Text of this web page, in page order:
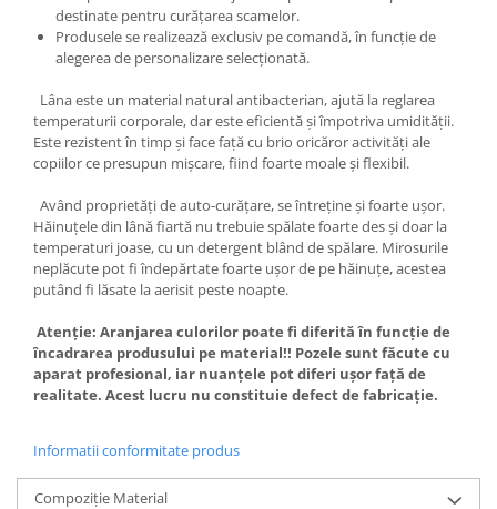
destinate pentru curățarea scamelor.
Produsele se realizează exclusiv pe comandă, în funcție de
alegerea de personalizare selecționată.
Lâna este un material natural antibacterian, ajută la reglarea
temperaturii corporale, dar este eficientă și împotriva umidității.
Este rezistent în timp și face față cu brio oricăror activități ale
copiilor ce presupun mișcare, fiind foarte moale și flexibil.
Având proprietăți de auto-curățare, se întreține și foarte ușor.
Hăinuțele din lână fiartă nu trebuie spălate foarte des și doar la
temperaturi joase, cu un detergent blând de spălare. Mirosurile
neplăcute pot fi îndepărtate foarte ușor de pe hăinuțe, acestea
putând fi lăsate la aerisit peste noapte.
Atenție: Aranjarea culorilor poate fi diferită în funcție de
încadrarea produsului pe material!! Pozele sunt făcute cu
aparat profesional, iar nuanțele pot diferi ușor față de
realitate. Acest lucru nu constituie defect de fabricație.
Informatii conformitate produs
Compoziție Material